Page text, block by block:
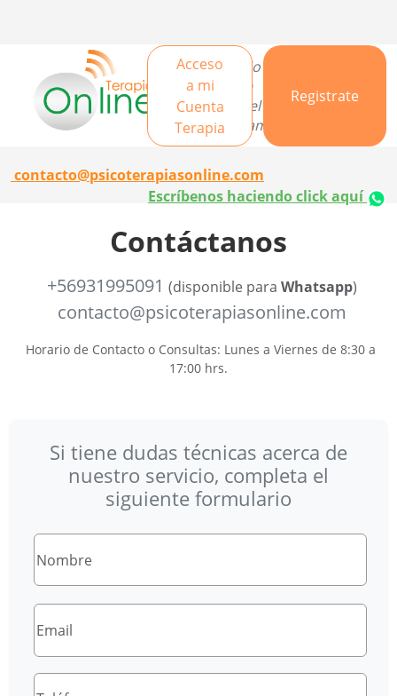
Un servicio de
Centro de
Terapia del
Comportamiento
Acceso
a mi
Cuenta
Terapia
Registrate
contacto@psicoterapiasonline.com
Escríbenos haciendo click aquí
Contáctanos
+56931995091 (disponible para Whatsapp)
contacto@psicoterapiasonline.com
Horario de Contacto o Consultas: Lunes a Viernes de 8:30 a
17:00 hrs.
Si tiene dudas técnicas acerca de
nuestro servicio, completa el
siguiente formulario
Nombre
Email
Teléfono